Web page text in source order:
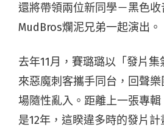
還將帶領兩位新同學－黑色收
MudBros爛泥兄弟一起演出。
去年11月，賽璐璐以「發片
來惡魔刺客攜手同台，回聲
場隨性亂入。距離上一張專
是12年，這睽違多時的發片